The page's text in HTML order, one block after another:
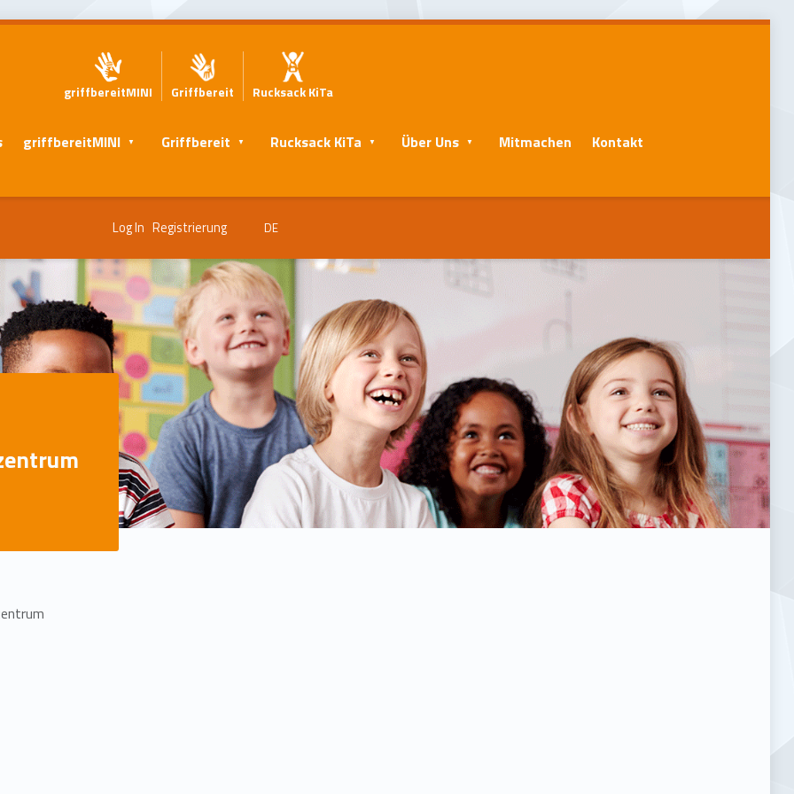
griffbereitMINI Griffbereit Rucksack KiTa
griffbereitMINI Griffbereit Rucksack KiTa Über Uns Mitmachen Kontakt
Log In Registrierung DE